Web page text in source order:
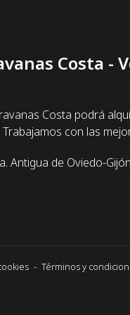
Costa -
Costa podrá
Trabajamos con las
Antigua de Oviedo-
- Términos y